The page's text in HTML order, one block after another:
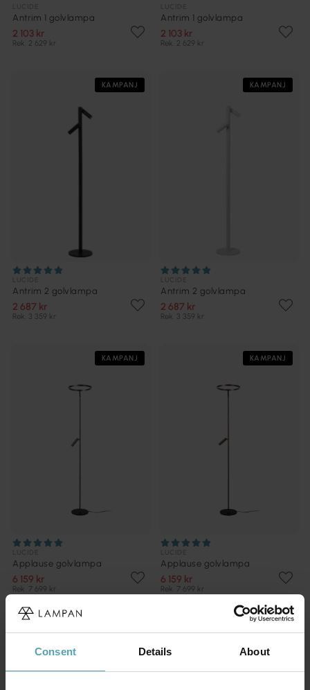
Consent Details About
Antrim 1 golvlampa
2 103 kr
Rek. 2 629 kr
Antrim 1 golvlampa
2 103 kr
Rek. 2 629 kr
KAMPANJ
Antrim 2 golvlampa
2 687 kr
Rek. 3 359 kr
KAMPANJ
Antrim 2 golvlampa
2 687 kr
Rek. 3 359 kr
KAMPANJ
Applause golvlampa
6 159 kr
Rek. 7 699 kr
KAMPANJ
Applause golvlampa
6 159 kr
Rek. 7 699 kr
KAMPANJ KAMPANJ